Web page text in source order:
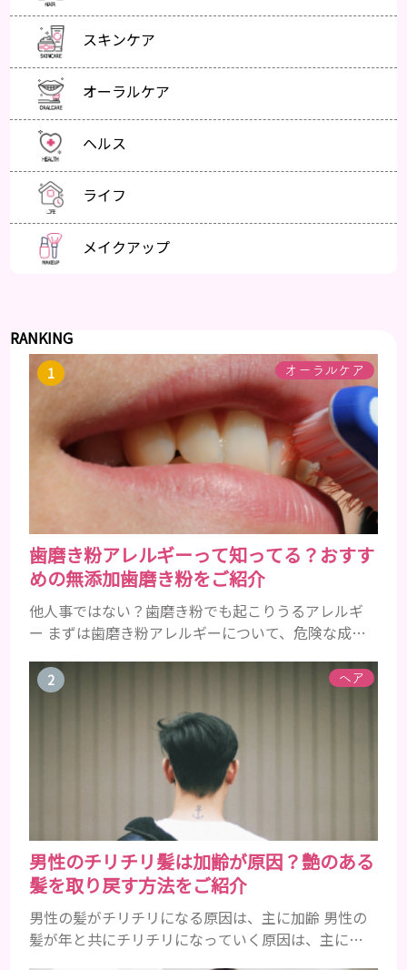
スキンケア
オーラルケア
ヘルス
ライフ
メイクアップ
RANKING
オーラルケア
歯磨き粉アレルギーって知ってる？おすす
めの無添加歯磨き粉をご紹介
他人事ではない？歯磨き粉でも起こりうるアレルギ
ー まずは歯磨き粉アレルギーについて、危険な成分
まれるアレルギーを起こすおそれのある成分 まず、
普段お使いの歯磨き粉に含まれているどの成分にア
レルギーを引き起こすおそれがあるのかを説明しま
すね。 •フッ素･･･歯の表面のエナメルを守り強くし
たり、虫歯と防ぐ働きを持つ成分 •香味料 ･･･歯磨き
ヘア
男性のチリチリ髪は加齢が原因？艶のある
髪を取り戻す方法をご紹介
男性の髪がチリチリになる原因は、主に加齢 男性の
髪が年と共にチリチリになっていく原因は、主に加